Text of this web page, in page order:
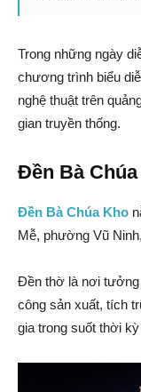
Trong những ngày
chương trình biểu
nghệ thuật trên
gian truyền thống.
Đền Bà
Đền Bà Chúa Kho
Mễ, phường Vũ
Đền thờ là nơi tưởng
công sản xuất, tích
gia trong suốt thời